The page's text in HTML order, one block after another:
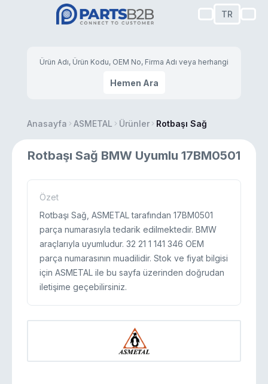
TR
Hemen Ara
Anasayfa ASMETAL Ürünler Rotbaşı Sağ
Rotbaşı Sağ BMW Uyumlu 17BM0501
Özet
Rotbaşı Sağ, ASMETAL tarafından 17BM0501
parça numarasıyla tedarik edilmektedir. BMW
araçlarıyla uyumludur. 32 21 1 141 346 OEM
parça numarasının muadilidir. Stok ve fiyat bilgisi
için ASMETAL ile bu sayfa üzerinden doğrudan
iletişime geçebilirsiniz.